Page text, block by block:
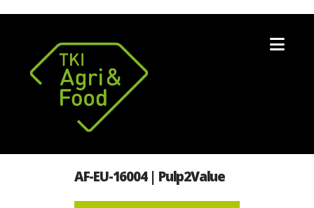
AF-EU-16004 | Pulp2Value